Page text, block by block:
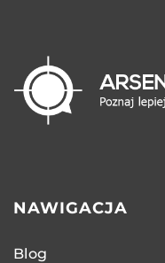
NAWIGACJA
Blog